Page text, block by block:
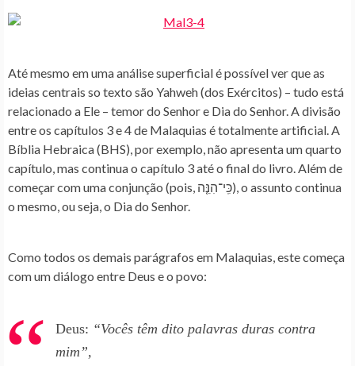
Até mesmo em uma análise superficial é possível ver que as
ideias centrais so texto são Yahweh (dos Exércitos) – tudo está
relacionado a Ele – temor do Senhor e Dia do Senhor. A divisão
entre os capítulos 3 e 4 de Malaquias é totalmente artificial. A
Bíblia Hebraica (BHS), por exemplo, não apresenta um quarto
capítulo, mas continua o capítulo 3 até o final do livro. Além de
começar com uma conjunção (pois, כִּֽי־הִנֵּ֤ה), o assunto continua
o mesmo, ou seja, o Dia do Senhor.
Como todos os demais parágrafos em Malaquias, este começa
com um diálogo entre Deus e o povo:
Deus: “Vocês têm dito palavras duras contra
mim”,